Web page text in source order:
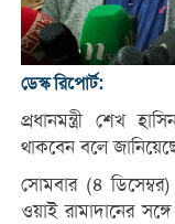
ডেস্ক রিপোর্ট:
প্রধানমন্ত্রী শেখ
থাকবেন বলে
সোমবার (৪
ওয়াই রামাদানের